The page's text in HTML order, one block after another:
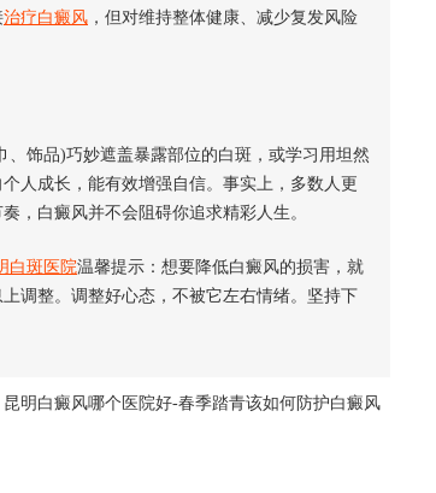
治疗白癜风 ，但对维持整体健康、减少复发风险
饰品)巧妙遮盖暴露部位的白斑，或学习用坦然
人成长，能有效增强自信。事实上，多数人更
，白癜风并不会阻碍你追求精彩人生。
白斑医院温馨提示：想要降低白癜风的损害，就
调整。调整好心态，不被它左右情绪。坚持下
昆明白癜风哪个医院好-春季踏青该如何防护白癜风